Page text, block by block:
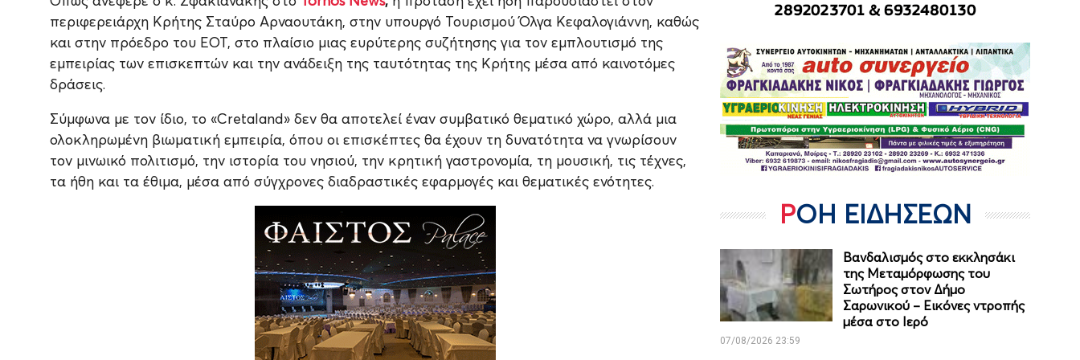
περιφερειάρχη Κρήτης Σταύρο Αρναουτάκη, στην υπουργό Τουρισμού Όλγα Κεφαλογιάννη, καθώς
και στην πρόεδρο του ΕΟΤ, στο πλαίσιο μιας ευρύτερης συζήτησης για τον εμπλουτισμό της
εμπειρίας των επισκεπτών και την ανάδειξη της ταυτότητας της Κρήτης μέσα από καινοτόμες
δράσεις.
Σύμφωνα με τον ίδιο, το «Cretaland» δεν θα αποτελεί έναν συμβατικό θεματικό χώρο, αλλά μια
ολοκληρωμένη βιωματική εμπειρία, όπου οι επισκέπτες θα έχουν τη δυνατότητα να γνωρίσουν
τον μινωικό πολιτισμό, την ιστορία του νησιού, την κρητική γαστρονομία, τη μουσική, τις τέχνες,
τα ήθη και τα έθιμα, μέσα από σύγχρονες διαδραστικές εφαρμογές και θεματικές ενότητες.
ΡΟΗ ΕΙΔΗΣΕΩΝ
Βανδαλισμός στο εκκλησάκι
της Μεταμόρφωσης του
Σωτήρος στον Δήμο
Σαρωνικού – Εικόνες ντροπής
μέσα στο Ιερό
07/08/2026 23:59